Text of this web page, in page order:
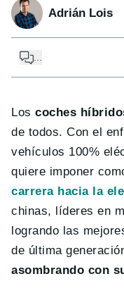
Adrián Lois
...
Loscoches
de todos. Con el
vehículos 100%
quiere imponer
carrera hacia la
chinas, líderes en
logrando las
de última
asombrando con